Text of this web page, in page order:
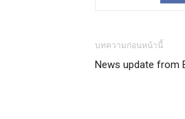
บทความก่อนหน้านี้
News update from